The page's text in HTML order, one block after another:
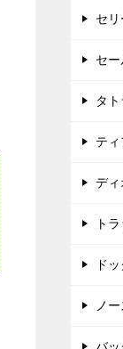
セリ
セ
タト
テ
ディ
ト
ド
ノ